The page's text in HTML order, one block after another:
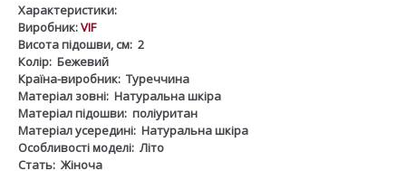
Характеристики:
Виробник:VIF
Висота підошви, см: 2
Колір: Бежевий
Країна-виробник: Туреччина
Матеріал зовні: Натуральна шкіра
Матеріал підошви: поліуритан
Матеріал усередині: Натуральна шкіра
Особливості моделі: Літо
Стать: Жіноча